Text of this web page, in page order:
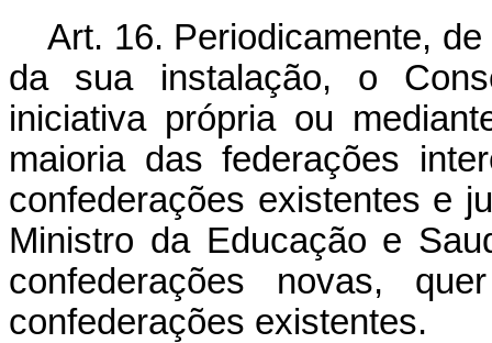
Art. 16. Periodicamente,
da sua instalação, o
iniciativa própria ou
maioria das federações
confederações existentes e
Ministro da Educação e
confederações novas,
confederações existentes.